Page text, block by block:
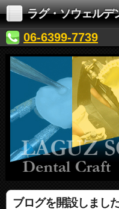
ラグ・ソウェルデ
06-6399-7739
ブログを開設しました